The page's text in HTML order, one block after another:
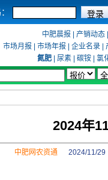
中肥晨报 产销动态
市场月报
市场年报 企业名录
氮肥
尿素 碳铵
氯
2024年
中肥网农资通2024/11/29